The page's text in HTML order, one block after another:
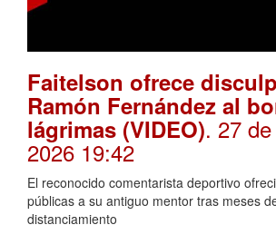
Faitelson ofrece
Ramón Fernández al
lágrimas (VIDEO). 27
2026 19:42
El reconocido comentarista deportivo
públicas a su antiguo mentor tras meses
distanciamiento